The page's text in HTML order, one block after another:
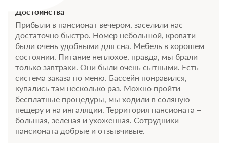
Достоинства
Прибыли в пансионат вечером, заселили нас
достаточно быстро. Номер небольшой, кровати
были очень удобными для сна. Мебель в хорошем
состоянии. Питание неплохое, правда, мы брали
только завтраки. Они были очень сытными. Есть
система заказа по меню. Бассейн понравился,
купались там несколько раз. Можно пройти
бесплатные процедуры, мы ходили в соляную
пещеру и на ингаляции. Территория пансионата –
большая, зеленая и ухоженная. Сотрудники
пансионата добрые и отзывчивые.